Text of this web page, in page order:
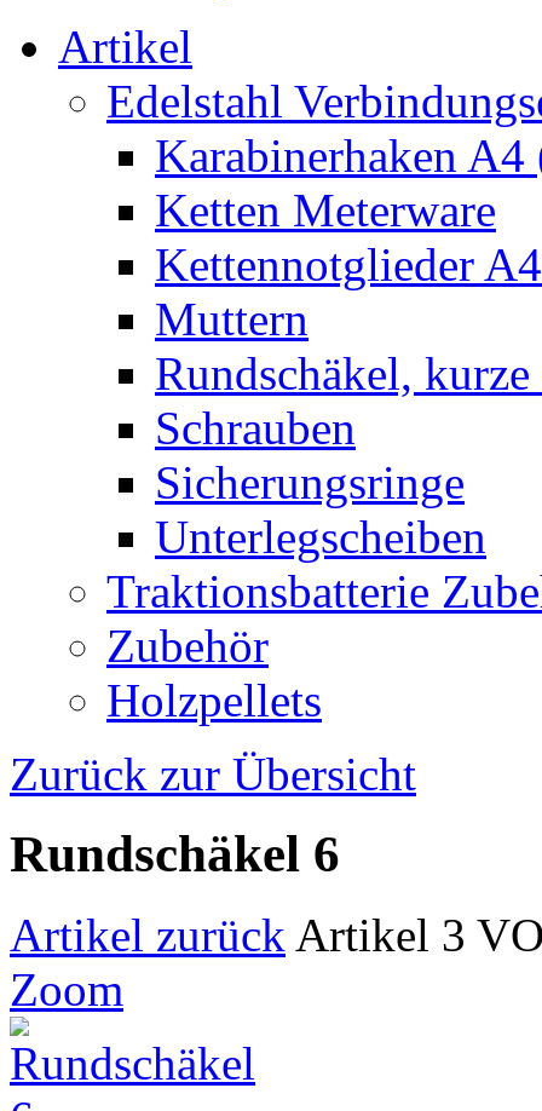
Artikel
Edelstahl
Karabinerhaken A4
Ketten Meterware
Kettennotglieder
Muttern
Rundschäkel,
Schrauben
Sicherungsringe
Unterlegscheiben
Traktionsbatterie
Zubehör
Holzpellets
Zurück zur Übersicht
Rundschäkel 6
Artikel zurück Artikel 3
Zoom